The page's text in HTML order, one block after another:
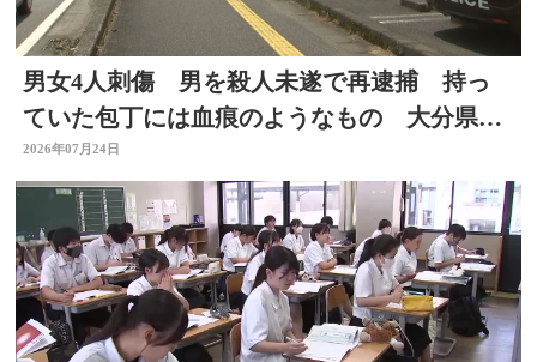
男女4人刺傷 男を殺人未遂で再逮捕 持っ
ていた包丁には血痕のようなもの 大分県佐
伯市
2026年07月24日